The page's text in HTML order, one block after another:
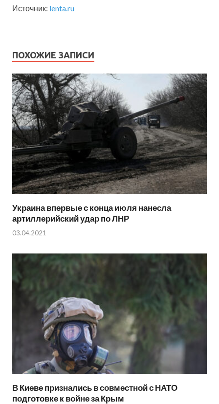
Источник: lenta.ru
ПОХОЖИЕ ЗАПИСИ
Украина впервые с конца июля нанесла
артиллерийский удар по ЛНР
03.04.2021
В Киеве признались в совместной с НАТО
подготовке к войне за Крым